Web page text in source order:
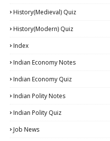
History(Medieval) Quiz
History(Modern) Quiz
Index
Indian Economy Notes
Indian Economy Quiz
Indian Polity Notes
Indian Polity Quiz
Job News